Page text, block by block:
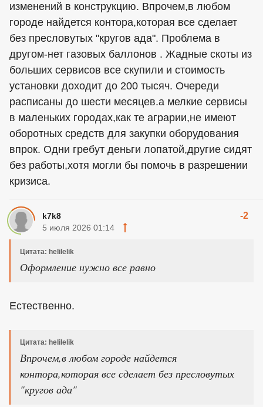
изменений в конструкцию. Впрочем,в любом
городе найдется контора,которая все сделает
без пресловутых "кругов ада". Проблема в
другом-нет газовых баллонов . Жадные скоты из
больших сервисов все скупили и стоимость
установки доходит до 200 тысяч. Очереди
расписаны до шести месяцев.а мелкие сервисы
в маленьких городах,как те аграрии,не имеют
оборотных средств для закупки оборудования
впрок. Одни гребут деньги лопатой,другие сидят
без работы,хотя могли бы помочь в разрешении
кризиса.
k7k8 -2
5 июля 2026 01:14
Цитата: helilelik
Оформление нужно все равно
Естественно.
Цитата: helilelik
Впрочем,в любом городе найдется
контора,которая все сделает без пресловутых
"кругов ада"